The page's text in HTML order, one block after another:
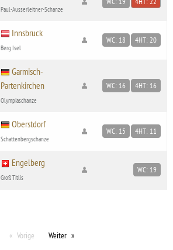
Paul-Ausserleitner-Schanze
Innsbruck
Berg Isel
WC: 18 4HT: 20
Garmisch-
Partenkirchen
Olympiaschanze
WC: 16 4HT: 16
Oberstdorf
Schattenbergschanze
WC: 15 4HT: 11
Engelberg
Groß Titlis
WC: 19
Vorige Weiter